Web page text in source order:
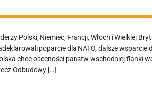
Polski, Niemiec, Francji, Włoch i Wielkiej
poparcie dla NATO, dalsze wsparcie
chce obecności państw wschodniej flanki
Odbudowy […]